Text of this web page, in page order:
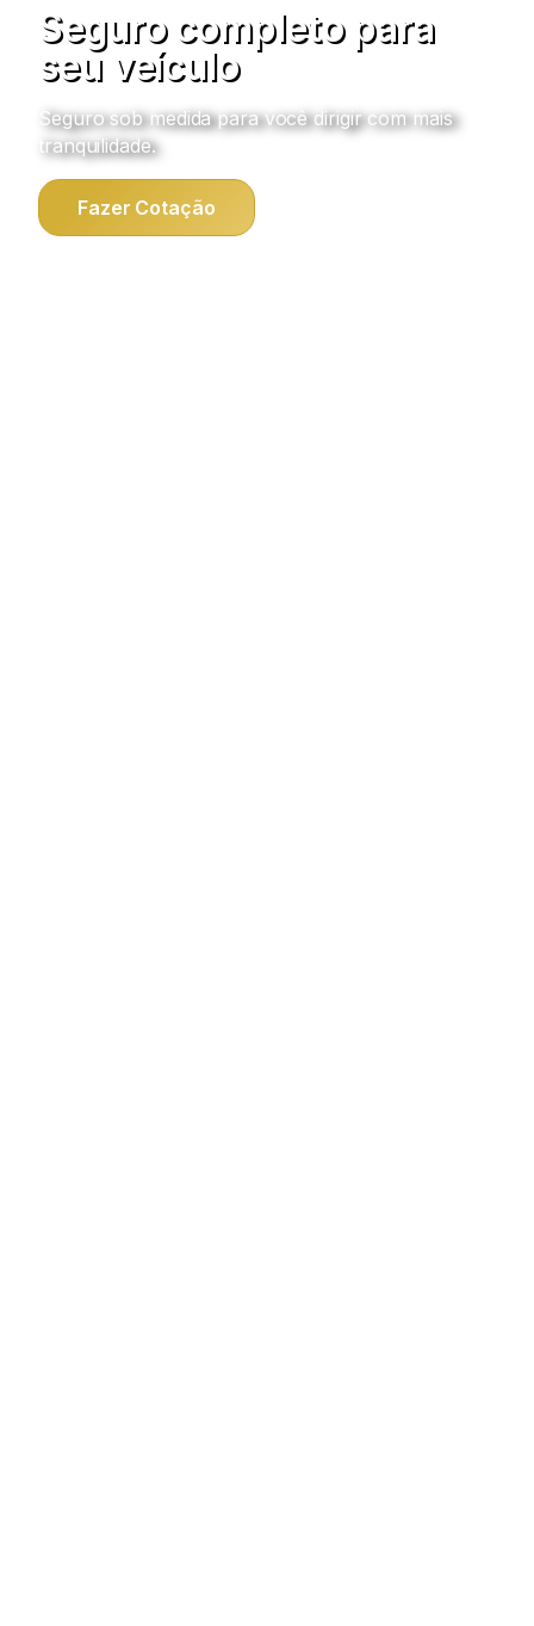
Seguro completo para
seu veículo
Seguro sob medida para você dirigir com mais
tranquilidade.
Fazer Cotação